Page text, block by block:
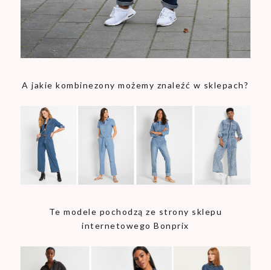
A jakie kombinezony możemy znaleźć w sklepach?
Te modele pochodzą ze strony sklepu
internetowego Bonprix